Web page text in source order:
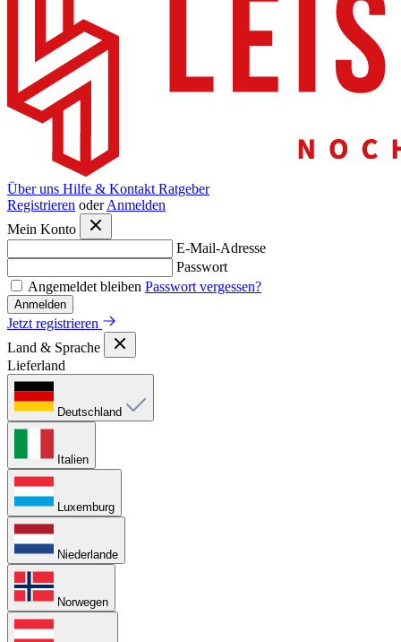
Über uns Hilfe & Kontakt Ratgeber
Registrieren oder Anmelden
Mein Konto
E-Mail-Adresse
Passwort
Angemeldet bleiben Passwort vergessen?
Anmelden
Jetzt registrieren
Land & Sprache
Lieferland
Deutschland
Italien
Luxemburg
Niederlande
Norwegen